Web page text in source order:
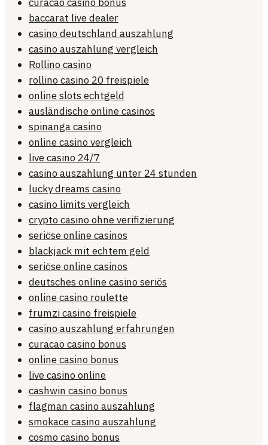
baccarat live dealer
casino deutschland auszahlung
casino auszahlung vergleich
Rollino casino
rollino casino 20 freispiele
online slots echtgeld
ausländische online casinos
spinanga casino
online casino vergleich
live casino 24/7
casino auszahlung unter 24 stunden
lucky dreams casino
casino limits vergleich
crypto casino ohne verifizierung
seriöse online casinos
blackjack mit echtem geld
seriöse online casinos
deutsches online casino seriös
online casino roulette
frumzi casino freispiele
casino auszahlung erfahrungen
curacao casino bonus
online casino bonus
live casino online
cashwin casino bonus
flagman casino auszahlung
smokace casino auszahlung
cosmo casino bonus